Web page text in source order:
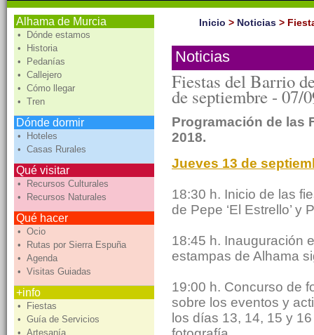
Alhama de Murcia
• Dónde estamos
• Historia
• Pedanías
• Callejero
• Cómo llegar
• Tren
Dónde dormir
• Hoteles
• Casas Rurales
Qué visitar
• Recursos Culturales
• Recursos Naturales
Qué hacer
• Ocio
• Rutas por Sierra Espuña
• Agenda
• Visitas Guiadas
+info
• Fiestas
• Guía de Servicios
• Artesanía
Inicio > Noticias >
Noticias
Fiestas del Barrio
de septiembre - 07/
Programación de las
2018.
Jueves 13 de
18:30 h. Inicio de las
de Pepe ‘El Estrello’ y
18:45 h. Inauguración
estampas de Alhama
19:00 h. Concurso de
sobre los eventos y
los días 13, 14, 15 y